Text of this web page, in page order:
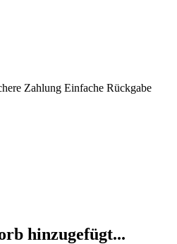
Zahlung Einfache Rückgabe
hinzugefügt...